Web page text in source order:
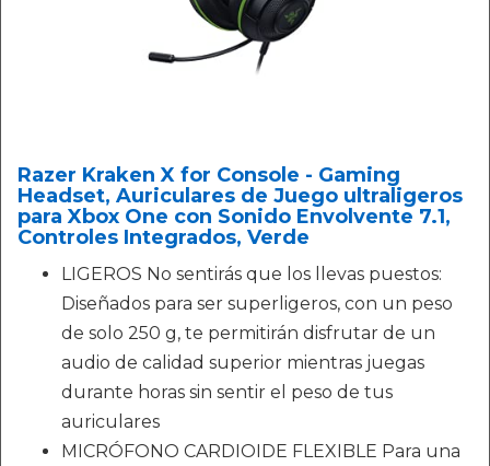
Razer Kraken X for Console - Gaming
Headset, Auriculares de Juego ultraligeros
para Xbox One con Sonido Envolvente 7.1,
Controles Integrados, Verde
LIGEROS No sentirás que los llevas puestos:
Diseñados para ser superligeros, con un peso
de solo 250 g, te permitirán disfrutar de un
audio de calidad superior mientras juegas
durante horas sin sentir el peso de tus
auriculares
MICRÓFONO CARDIOIDE FLEXIBLE Para una